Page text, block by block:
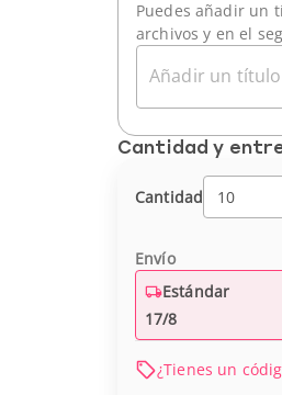
Puedes añadir un
archivos y en el
Añadir un
Cantidad y
Cantidad
Envío
Estándar
17/8
¿Tienes un